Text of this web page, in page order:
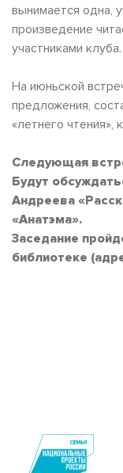
вынимается одна,
произведение
участниками клуба.
На июньской
предложения,
«летнего чтения»,
Следующая
Будут
Андреева
«Анатэма».
Заседание
библиотеке